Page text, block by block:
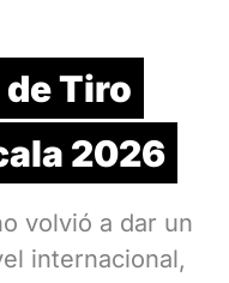
Tiro
2026
volvió a dar un
internacional,